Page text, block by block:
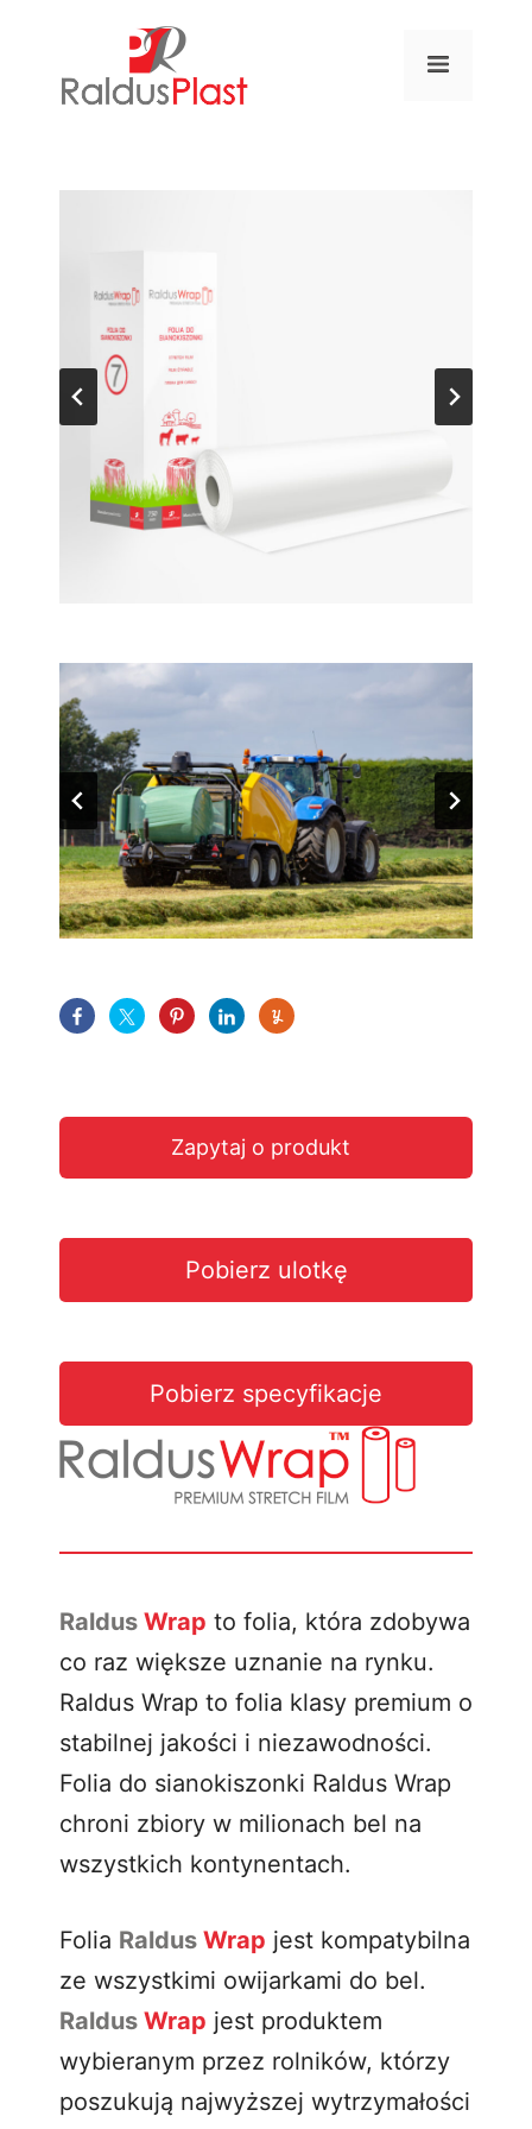
treści
MENU
Zapytaj o produkt
Pobierz ulotkę
Pobierz specyfikacje
Raldus Wrap to folia, która zdobywa
co raz większe uznanie na rynku.
Raldus Wrap to folia klasy premium o
stabilnej jakości i niezawodności.
Folia do sianokiszonki Raldus Wrap
chroni zbiory w milionach bel na
wszystkich kontynentach.
Folia Raldus Wrap jest kompatybilna
ze wszystkimi owijarkami do bel.
Raldus Wrap jest produktem
wybieranym przez rolników, którzy
poszukują najwyższej wytrzymałości